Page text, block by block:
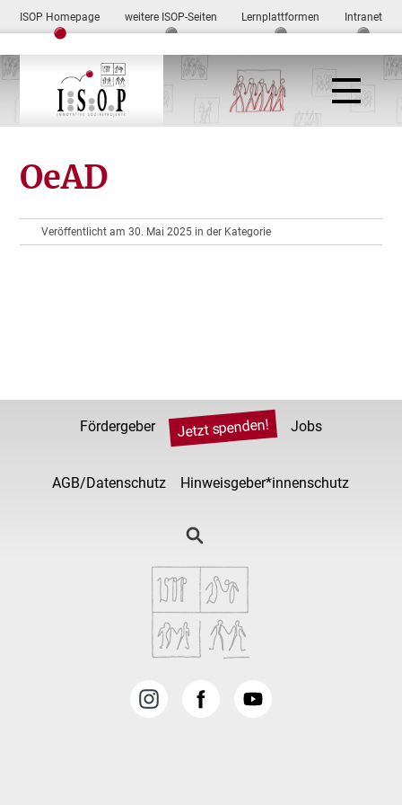
ISOP Homepage weitere ISOP-Seiten Lernplattformen Intranet
OeAD
Veröffentlicht am 30. Mai 2025 in der Kategorie
Fördergeber Jetzt spenden! Jobs
AGB/Datenschutz Hinweisgeber*innenschutz